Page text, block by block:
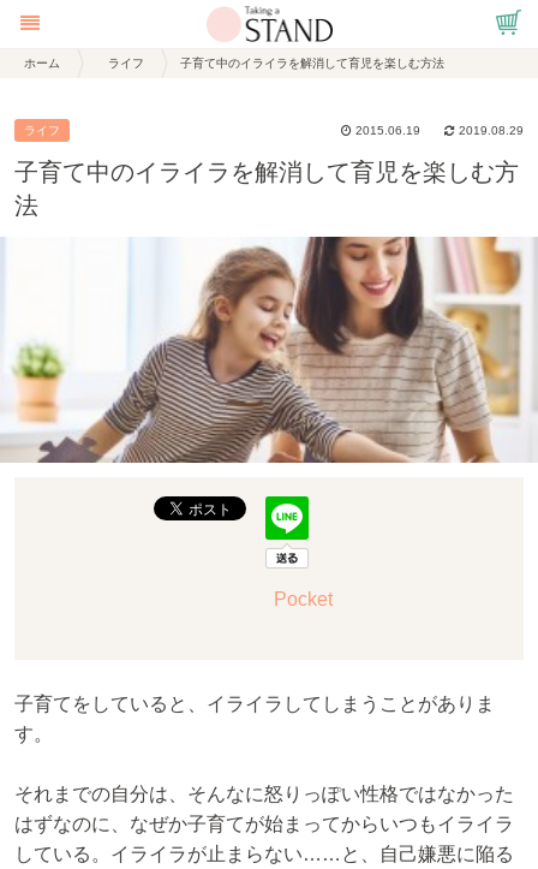
ホーム ライフ 子育て中のイライラを解消して育児を楽しむ方法
ライフ 2019.08.29
2015.06.19
子育て中のイライラを解消して育児を楽しむ方
法
Pocket
子育てをしていると、イライラしてしまうことがありま
す。
それまでの自分は、そんなに怒りっぽい性格ではなかった
はずなのに、なぜか子育てが始まってからいつもイライラ
している。イライラが止まらない……と、自己嫌悪に陥る